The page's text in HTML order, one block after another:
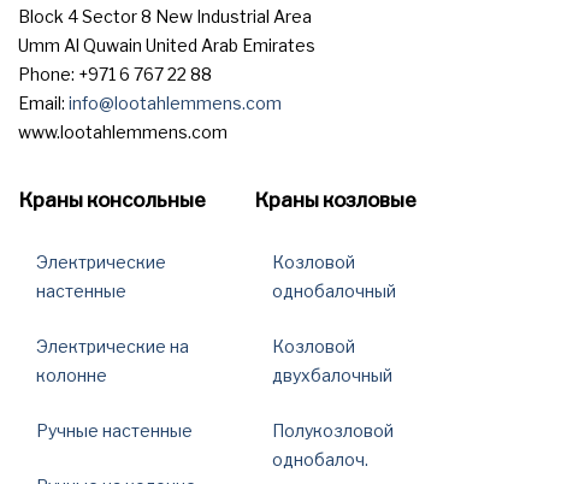
Block 4 Sector 8 New Industrial Area
Umm Al Quwain United Arab Emirates
Phone: +971 6 767 22 88
Email:info@lootahlemmens.com
www.lootahlemmens.com
Краны консольные
Электрические
настенные
Электрические на
колонне
Ручные настенные
Краны козловые
Козловой
однобалочный
Козловой
двухбалочный
Полукозловой
однобалоч.